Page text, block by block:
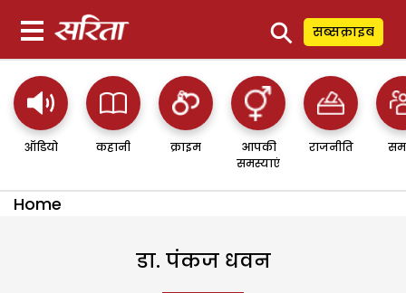
⚲ सब्सक्राइब
ऑडियो कहानी क्राइम
आपकी
समस्याएं
राजनीति
Home
डा. पंकज धवन